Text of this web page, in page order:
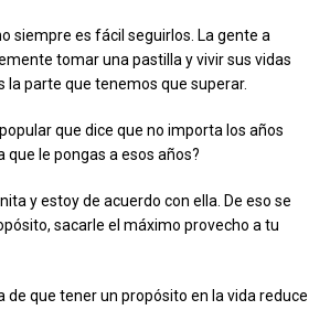
siempre es fácil seguirlos. La gente a
tomar una pastilla y vivir sus vidas
la parte que tenemos que superar.
que dice que no importa los años
que le pongas a esos años?
y estoy de acuerdo con ella. De eso se
sacarle el máximo provecho a tu
de que tener un propósito en la vida reduce